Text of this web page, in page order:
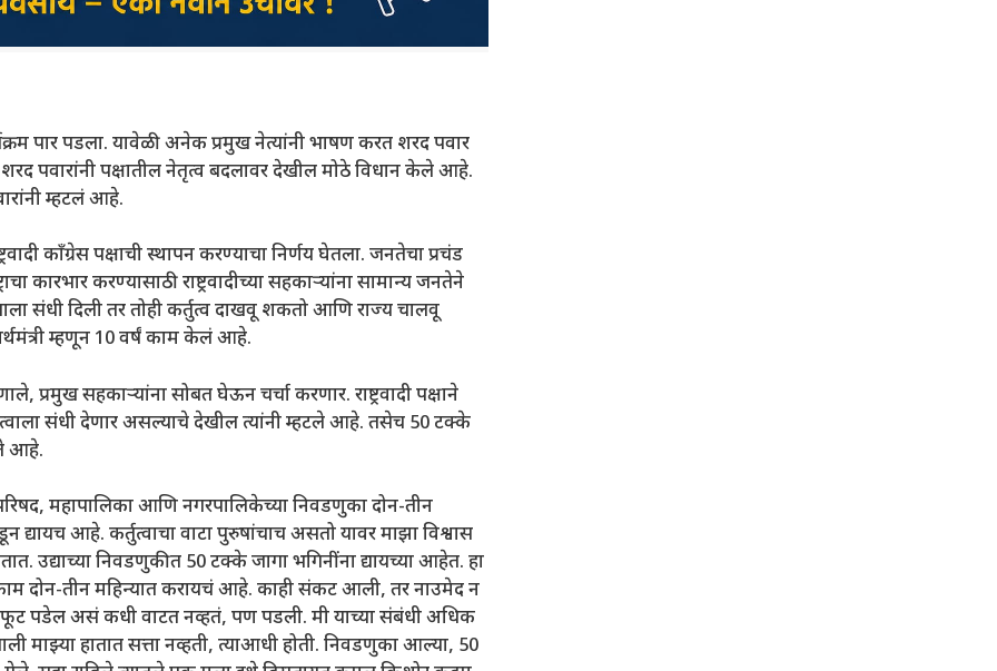
पार पडला. यावेळी अनेक प्रमुख नेत्यांनी भाषण करत शरद पवार
शरद पवारांनी पक्षातील नेतृत्व बदलावर देखील मोठे विधान केले आहे.
म्हटलं आहे.
कॉंग्रेस पक्षाची स्थापन करण्याचा निर्णय घेतला. जनतेचा प्रचंड
कारभार करण्यासाठी राष्ट्रवादीच्या सहकाऱ्यांना सामान्य जनतेने
संधी दिली तर तोही कर्तुत्व दाखवू शकतो आणि राज्य चालवू
म्हणून 10 वर्षं काम केलं आहे.
प्रमुख सहकाऱ्यांना सोबत घेऊन चर्चा करणार. राष्ट्रवादी पक्षाने
संधी देणार असल्याचे देखील त्यांनी म्हटले आहे. तसेच 50 टक्के
आहे.
महापालिका आणि नगरपालिकेच्या निवडणुका दोन-तीन
आहे. कर्तुत्वाचा वाटा पुरुषांचाच असतो यावर माझा विश्वास
उद्याच्या निवडणुकीत 50 टक्के जागा भगिनींना द्यायच्या आहेत. हा
दोन-तीन महिन्यात करायचं आहे. काही संकट आली, तर नाउमेद न
फूट पडेल असं कधी वाटत नव्हतं, पण पडली. मी याच्या संबंधी अधिक
माझ्या हातात सत्ता नव्हती, त्याआधी होती. निवडणुका आल्या, 50